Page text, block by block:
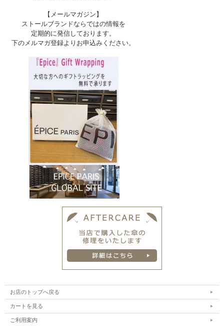
【メールマガジン】
ストールブランドならではの情報を
定期的に発信しております。
下のメルマガ登録よりお申込みください。
お店のトップへ戻る
カートを見る
ご利用案内